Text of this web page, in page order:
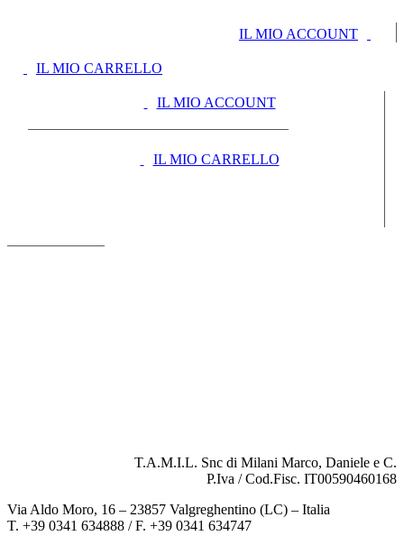
IL MIO ACCOUNT
IL MIO CARRELLO
IL MIO ACCOUNT
IL MIO CARRELLO
T.A.M.I.L. Snc di Milani Marco, Daniele e C.
P.Iva / Cod.Fisc. IT00590460168
Via Aldo Moro, 16 – 23857 Valgreghentino (LC) – Italia
T. +39 0341 634888 / F. +39 0341 634747